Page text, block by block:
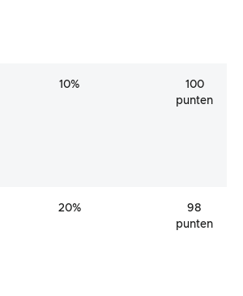
10%
100
punten
20%
98
punten